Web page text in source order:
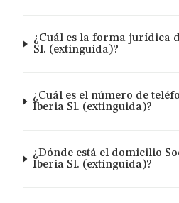
¿Cuál es la forma jurídica
Sl. (extinguida)?
¿Cuál es el número de
Iberia Sl. (extinguida)?
¿Dónde está el domicilio
Iberia Sl. (extinguida)?